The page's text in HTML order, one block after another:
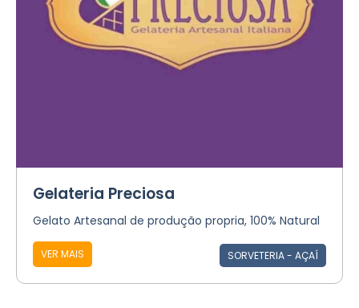
Gelateria Preciosa
Gelato Artesanal de produção propria, 100% Natural
VER MAIS SORVETERIA - AÇAÍ